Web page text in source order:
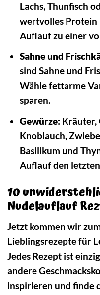
Lachs, Thunfisch
wertvolles Protein
Auflauf zu einer
Sahne und
sind Sahne und
Wähle fettarme
sparen.
Gewürze:Kräuter,
Knoblauch,
Basilikum und
Auflauf den
10
Nudelauflauf
Jetzt kommen wir
Lieblingsrezepte für
Jedes Rezept ist
andere
inspirieren und finde